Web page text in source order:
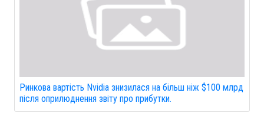
Ринкова вартість Nvidia знизилася на більш ніж $100 млрд
після оприлюднення звіту про прибутки.